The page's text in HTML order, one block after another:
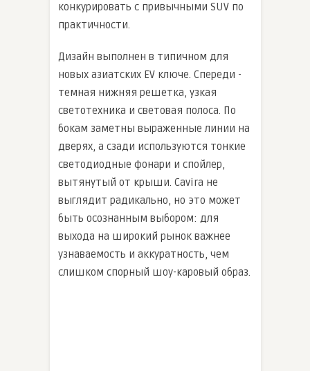
конкурировать с привычными SUV по
практичности.
Дизайн выполнен в типичном для
новых азиатских EV ключе. Спереди -
темная нижняя решетка, узкая
светотехника и световая полоса. По
бокам заметны выраженные линии на
дверях, а сзади используются тонкие
светодиодные фонари и спойлер,
вытянутый от крыши. Cavira не
выглядит радикально, но это может
быть осознанным выбором: для
выхода на широкий рынок важнее
узнаваемость и аккуратность, чем
слишком спорный шоу-каровый образ.